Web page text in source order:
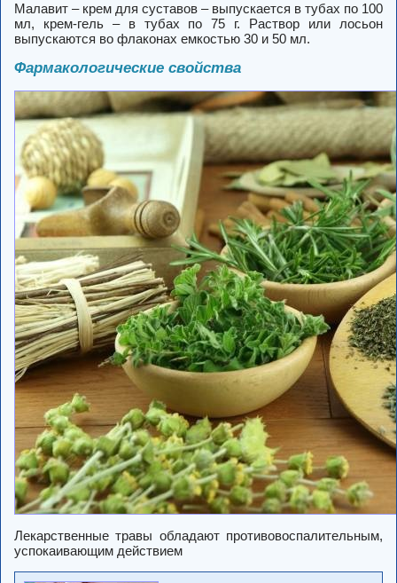
Малавит – крем для суставов – выпускается в тубах по 100
мл, крем-гель – в тубах по 75 г. Раствор или лосьон
выпускаются во флаконах емкостью 30 и 50 мл.
Фармакологические свойства
Лекарственные травы обладают противовоспалительным,
успокаивающим действием